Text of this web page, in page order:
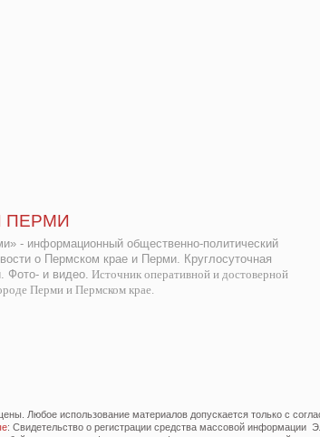
ПЕРМИ
- информационный общественно-политический
о Пермском крае и Перми. Круглосуточная
Фото- и видео. Источник оперативной и достоверной
Перми и Пермском крае.
Любое использование материалов допускается только с
: Свидетельство о регистрации средства массовой